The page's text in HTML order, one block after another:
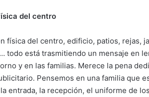
del centro
física del centro, edificio, patios, rejas,
todo está trasmitiendo un mensaje en
y en las familias. Merece la pena
Pensemos en una familia que
entrada, la recepción, el uniforme de